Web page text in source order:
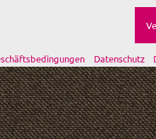
Datenschutz